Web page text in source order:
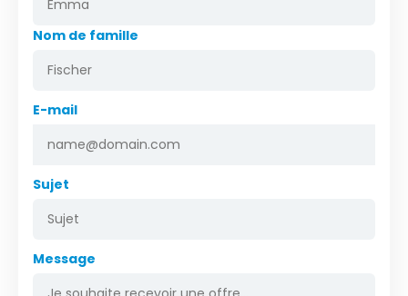
Nom de famille
E-mail
Sujet
Message